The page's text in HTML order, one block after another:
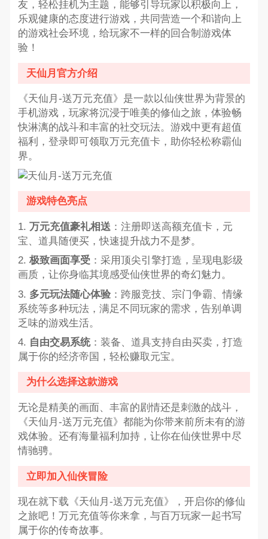
友，轻松挂机为主题，能够引导玩家以积极向上，
乐观健康的态度进行游戏，共同营造一个和谐向上
的游戏社会环境，给玩家不一样的回合制游戏体
验！
天仙月官方介绍
《天仙月-送万元充值》是一款以仙侠世界为背景的
手机游戏，玩家将沉浸于唯美的修仙之旅，体验畅
快淋漓的战斗和丰富的社交玩法。游戏中更有超值
福利，登录即可领取万元充值卡，助你轻松称霸仙
界。
游戏特色亮点
1. 万元充值豪礼相送：注册即送高额充值卡，元
宝、道具随便买，快速提升战力不是梦。
2. 极致画面享受：采用顶尖引擎打造，呈现电影级
画质，让你身临其境感受仙侠世界的奇幻魅力。
3. 多元玩法随心体验：跨服竞技、宗门争霸、情缘
系统等多种玩法，满足不同玩家的需求，告别单调
乏味的游戏生活。
4. 自由交易系统：装备、道具支持自由买卖，打造
属于你的经济帝国，轻松赚取元宝。
为什么选择这款游戏
无论是精美的画面、丰富的剧情还是刺激的战斗，
《天仙月-送万元充值》都能为你带来前所未有的游
戏体验。还有海量福利加持，让你在仙侠世界中尽
情驰骋。
立即加入仙侠冒险
现在就下载《天仙月-送万元充值》，开启你的修仙
之旅吧！万元充值等你来拿，与百万玩家一起书写
属于你的传奇故事。